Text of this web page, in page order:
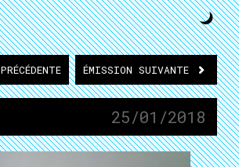
PRÉCÉDENTE ÉMISSION SUIVANTE
25/01/2018